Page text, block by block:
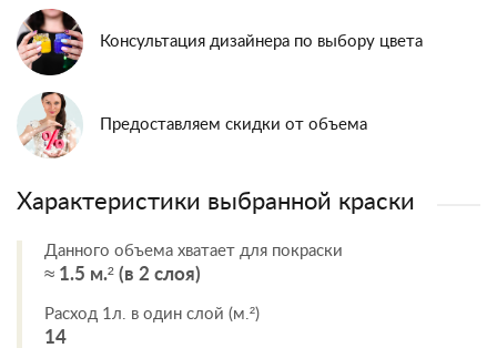
Консультация дизайнера по выбору цвета
Предоставляем скидки от объема
Характеристики выбранной краски
Данного объема хватает для покраски
≈ 1.5 м.² (в 2 слоя)
Расход 1л. в один слой (м.²)
14